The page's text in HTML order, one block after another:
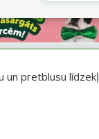
pretblusu